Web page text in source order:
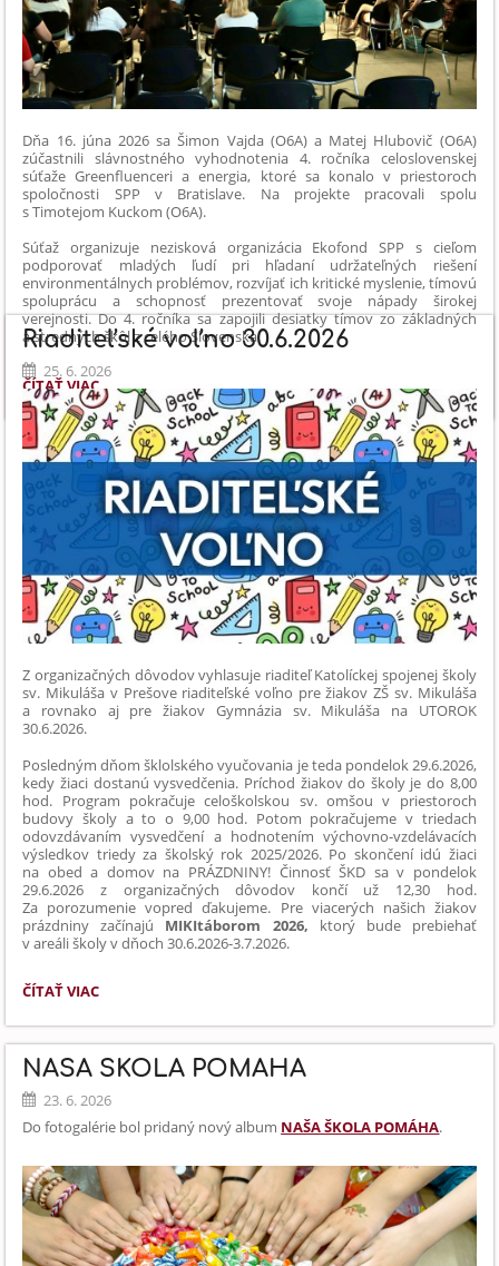
Dňa 16. júna 2026 sa Šimon Vajda (O6A) a Matej Hlubovič (O6A)
zúčastnili slávnostného vyhodnotenia 4. ročníka celoslovenskej
súťaže Greenfluenceri a energia, ktoré sa konalo v priestoroch
spoločnosti SPP v Bratislave. Na projekte pracovali spolu
s Timotejom Kuckom (O6A).
Súťaž organizuje nezisková organizácia Ekofond SPP s cieľom
podporovať mladých ľudí pri hľadaní udržateľných riešení
environmentálnych problémov, rozvíjať ich kritické myslenie, tímovú
spoluprácu a schopnosť prezentovať svoje nápady širokej
verejnosti. Do 4. ročníka sa zapojili desiatky tímov zo základných
a stredných škôl z celého Slovenska.
GREENFLUENCERI
A
ENERGIA
-
NAŠI
ŠTUDENTI
PREDSTAVILI
EKOLOGICKÉ
RIEŠENIE
BUDÚCNOSTI:
ČÍTAŤ VIAC
Riaditeľské voľno 30.6.2026
25. 6. 2026
Z organizačných dôvodov vyhlasuje riaditeľ Katolíckej spojenej školy
sv. Mikuláša v Prešove riaditeľské voľno pre žiakov ZŠ sv. Mikuláša
a rovnako aj pre žiakov Gymnázia sv. Mikuláša na UTOROK
30.6.2026.
Posledným dňom šklolského vyučovania je teda pondelok 29.6.2026,
kedy žiaci dostanú vysvedčenia. Príchod žiakov do školy je do 8,00
hod. Program pokračuje celoškolskou sv. omšou v priestoroch
budovy školy a to o 9,00 hod. Potom pokračujeme v triedach
odovzdávaním vysvedčení a hodnotením výchovno-vzdelávacích
výsledkov triedy za školský rok 2025/2026. Po skončení idú žiaci
na obed a domov na PRÁZDNINY! Činnosť ŠKD sa v pondelok
29.6.2026 z organizačných dôvodov končí už 12,30 hod.
Za porozumenie vopred ďakujeme. Pre viacerých našich žiakov
prázdniny začínajú MIKItáborom 2026, ktorý bude prebiehať
v areáli školy v dňoch 30.6.2026-3.7.2026.
RIADITEĽSKÉ
30.6.2026:
ČÍTAŤ VIAC
NAŠA ŠKOLA POMÁHA
23. 6. 2026
Do fotogalérie bol pridaný nový album NAŠA ŠKOLA POMÁHA.